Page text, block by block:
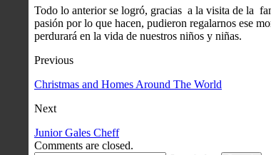
Todo lo anterior se logró, gracias ​ a la visita de la
pasión por lo que hacen, pudieron regalarnos ese
perdurará en la vida de nuestros niños y niñas.
Previous
Christmas and Homes Around The World
Next
Junior Gales Cheff
Comments are closed.